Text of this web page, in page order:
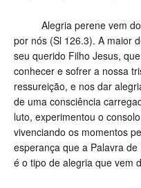
Alegria perene vem do
por nós (Sl 126.3). A maior
seu querido Filho Jesus,
conhecer e sofrer a nossa
ressureição, e nos dar
de uma consciência
luto, experimentou o
vivenciando os momentos
esperança que a Palavra
é o tipo de alegria que vem